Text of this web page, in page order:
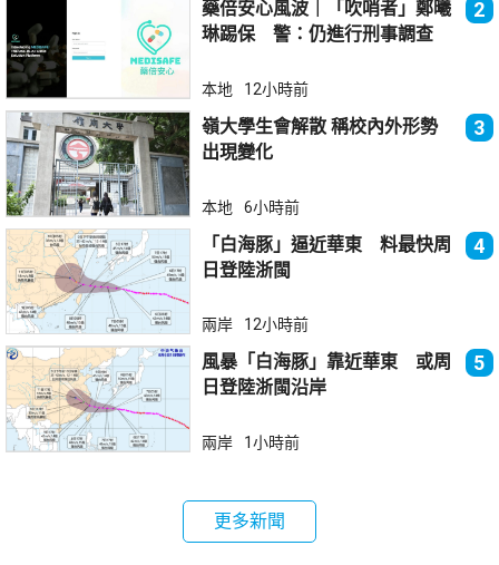
藥倍安心風波｜「吹哨者」鄭曦
琳踢保 警：仍進行刑事調查
2
本地 12小時前
嶺大學生會解散 稱校內外形勢
出現變化
3
本地 6小時前
「白海豚」逼近華東 料最快周
日登陸浙閩
4
兩岸 12小時前
風暴「白海豚」靠近華東 或周
日登陸浙閩沿岸
5
兩岸 1小時前
更多新聞